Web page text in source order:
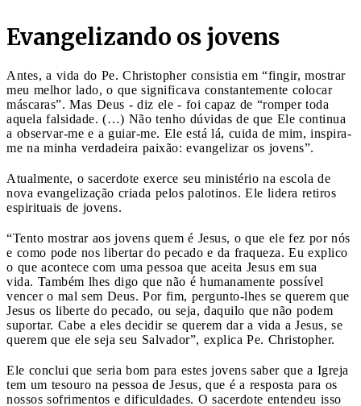
Evangelizando os jovens
Antes, a vida do Pe. Christopher consistia em “fingir, mostrar
meu melhor lado, o que significava constantemente colocar
máscaras”. Mas Deus - diz ele - foi capaz de “romper toda
aquela falsidade. (…) Não tenho dúvidas de que Ele continua
a observar-me e a guiar-me. Ele está lá, cuida de mim, inspira-
me na minha verdadeira paixão: evangelizar os jovens”.
Atualmente, o sacerdote exerce seu ministério na escola de
nova evangelização criada pelos palotinos. Ele lidera retiros
espirituais de jovens.
“Tento mostrar aos jovens quem é Jesus, o que ele fez por nós
e como pode nos libertar do pecado e da fraqueza. Eu explico
o que acontece com uma pessoa que aceita Jesus em sua
vida. Também lhes digo que não é humanamente possível
vencer o mal sem Deus. Por fim, pergunto-lhes se querem que
Jesus os liberte do pecado, ou seja, daquilo que não podem
suportar. Cabe a eles decidir se querem dar a vida a Jesus, se
querem que ele seja seu Salvador”, explica Pe. Christopher.
Ele conclui que seria bom para estes jovens saber que a Igreja
tem um tesouro na pessoa de Jesus, que é a resposta para os
nossos sofrimentos e dificuldades. O sacerdote entendeu isso